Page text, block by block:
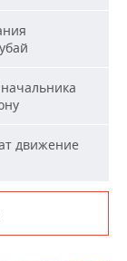
движение